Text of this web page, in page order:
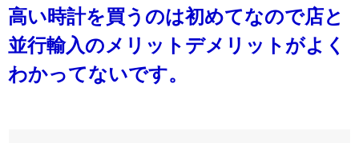
高い時計を買うのは初めてなので店と
並行輸入のメリットデメリットがよく
わかってないです。